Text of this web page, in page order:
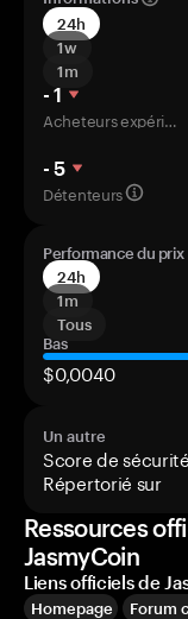
24h
1w
1m
- 1
Acheteurs expérimentés
- 5
Détenteurs
Performance du prix
24h
1m
Tous
Bas
$0,0040
Un autre
Score de sécurité
Répertorié sur
Ressources
JasmyCoin
Liens officiels de
Homepage Forum